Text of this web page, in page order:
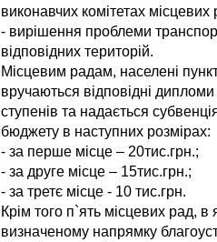
виконавчих комітетах місцевих
- вирішення проблеми
відповідних територій.
Місцевим радам, населені
вручаються відповідні дипломи
ступенів та надається
бюджету в наступних розмірах:
- за перше місце – 20тис.грн.;
- за друге місце – 15тис.грн.;
- за третє місце - 10 тис.грн.
Крім того п`ять місцевих рад,
визначеному напрямку